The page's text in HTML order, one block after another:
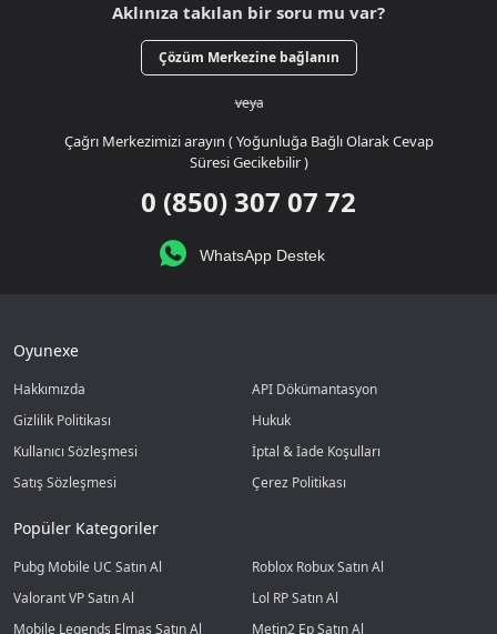
Aklınıza takılan bir soru mu var?
Çözüm Merkezine bağlanın
veya
Çağrı Merkezimizi arayın ( Yoğunluğa Bağlı Olarak Cevap
Süresi Gecikebilir )
0 (850) 307 07 72
WhatsApp Destek
Oyunexe
Hakkımızda
API Dökümantasyon
Gizlilik Politikası
Hukuk
Kullanıcı Sözleşmesi
İptal & İade Koşulları
Satış Sözleşmesi
Çerez Politikası
Popüler Kategoriler
Pubg Mobile UC Satın Al
Roblox Robux Satın Al
Valorant VP Satın Al
Lol RP Satın Al
Mobile Legends Elmas Satın Al
Metin2 Ep Satın Al